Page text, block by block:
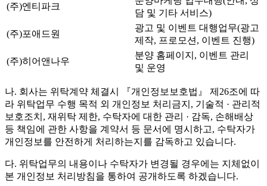
(주)엔티파크
담 및 기타 서비스)
(주)포애드원
광고 및 이벤트 대행업무(광고
제작, 프로모션, 이벤트 진행)
(주)히어앤나우
분양 홈페이지, 이벤트 관리
및 운영
나. 회사는 위탁계약 체결시 『개인정보보호법』 제26조에 따
라 위탁업무 수행 목적 외 개인정보 처리금지, 기술적 · 관리적
보호조치, 재위탁 제한, 수탁자에 대한 관리 · 감독, 손해배상
등 책임에 관한 사항을 계약서 등 문서에 명시하고, 수탁자가
개인정보를 안전하게 처리하는지를 감독하고 있습니다.
다. 위탁업무의 내용이나 수탁자가 변경될 경우에는 지체없이
본 개인정보 처리방침을 통하여 공개하도록 하겠습니다.